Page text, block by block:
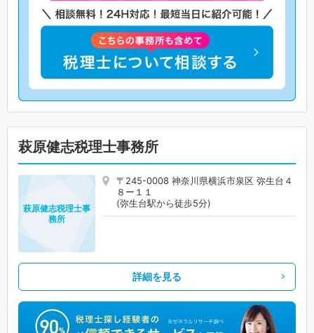
萩原健志税理士事務所
〒245-0008 神奈川県横浜市泉区 弥生台４
８ー１１
(弥生台駅から徒歩5分)
萩原健志税理士事
務所
詳細を見る